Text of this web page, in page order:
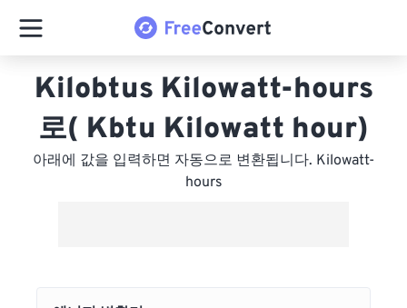
Kilobtus Kilowatt-hours
로( Kbtu Kilowatt hour)
아래에 값을 입력하면 자동으로 변환됩니다. Kilowatt-
hours